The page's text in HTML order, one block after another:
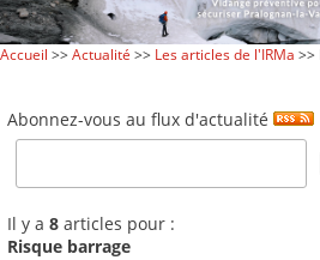
Accueil >>Actualité >> Les articles de l'IRMa >>
Abonnez-vous au flux d'actualité
Il y a 8 articles pour :
Risque barrage